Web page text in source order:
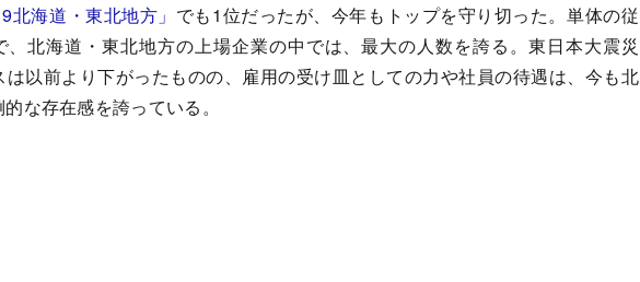
海道・東北地方」 でも1位だったが、今年もトップを守り切った。単体の従
北海道・東北地方の上場企業の中では、最大の人数を誇る。東日本大震災
以前より下がったものの、雇用の受け皿としての力や社員の待遇は、今も北
な存在感を誇っている。